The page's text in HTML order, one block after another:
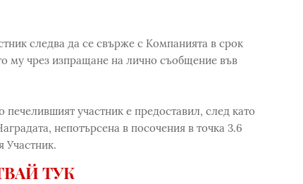
следва да се свърже с Компанията в срок
му чрез изпращане на лично съобщение във
участник е предоставил, след като
непотърсена в посочения в точка 3.6
Участник.
ТУК